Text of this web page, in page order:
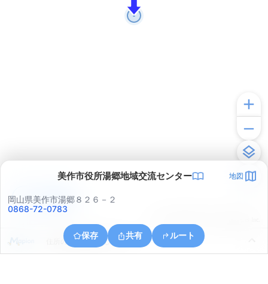
美作市役所湯郷地域交流センター 地図
岡山県美作市湯郷８２６－２
0868-72-0783
保存 共有 ルート
住所の取得に失敗しました
アプリで見る